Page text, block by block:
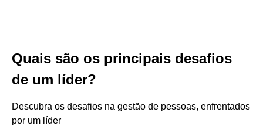
Quais são os principais desafios
de um líder?
Descubra os desafios na gestão de pessoas, enfrentados
por um líder